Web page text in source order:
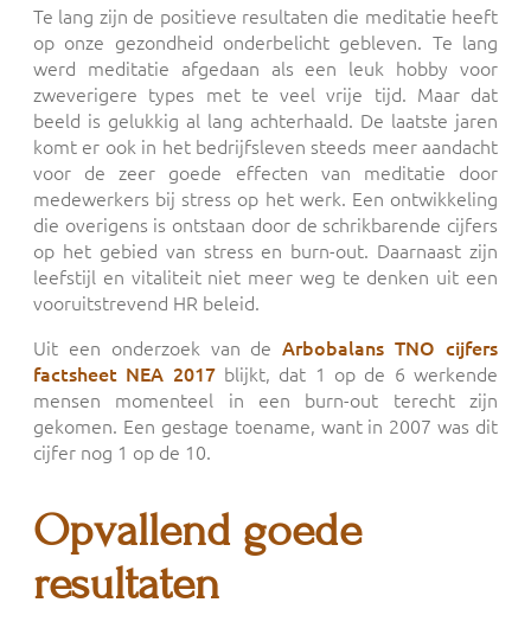
Te lang zijn de positieve resultaten die meditatie heeft
op onze gezondheid onderbelicht gebleven. Te lang
werd meditatie afgedaan als een leuk hobby voor
zweverigere types met te veel vrije tijd. Maar dat
beeld is gelukkig al lang achterhaald. De laatste jaren
komt er ook in het bedrijfsleven steeds meer aandacht
voor de zeer goede effecten van meditatie door
medewerkers bij stress op het werk. Een ontwikkeling
die overigens is ontstaan door de schrikbarende cijfers
op het gebied van stress en burn-out. Daarnaast zijn
leefstijl en vitaliteit niet meer weg te denken uit een
vooruitstrevend HR beleid.
Uit een onderzoek van deArbobalans TNO cijfers
factsheet NEA 2017blijkt, dat 1 op de 6 werkende
mensen momenteel in een burn-out terecht zijn
gekomen. Een gestage toename, want in 2007 was dit
cijfer nog 1 op de 10.
Opvallend goede
resultaten